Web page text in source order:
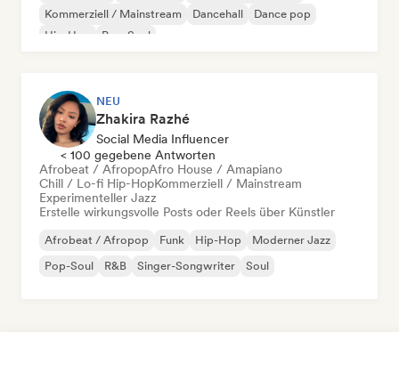
Kommerziell / Mainstream
Dancehall
Dance pop
Hip-Hop
Pop-Soul
NEU
Zhakira Razhé
Social Media Influencer
< 100 gegebene Antworten
Afrobeat / AfropopAfro House / Amapiano
Chill / Lo-fi Hip-HopKommerziell / Mainstream
Experimenteller Jazz
Erstelle wirkungsvolle Posts oder Reels über Künstler
Afrobeat / Afropop Funk Hip-Hop
Moderner Jazz
Pop-Soul
R&B Singer-Songwriter Soul